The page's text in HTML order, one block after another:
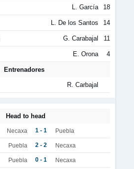
L. García 18
L. De los Santos 14
G. Carabajal 11
E. Orona 4
Entrenadores
R. Carbajal
Head to head
Necaxa 1 - 1 Puebla
Puebla 2 - 2 Necaxa
Puebla 0 - 1 Necaxa